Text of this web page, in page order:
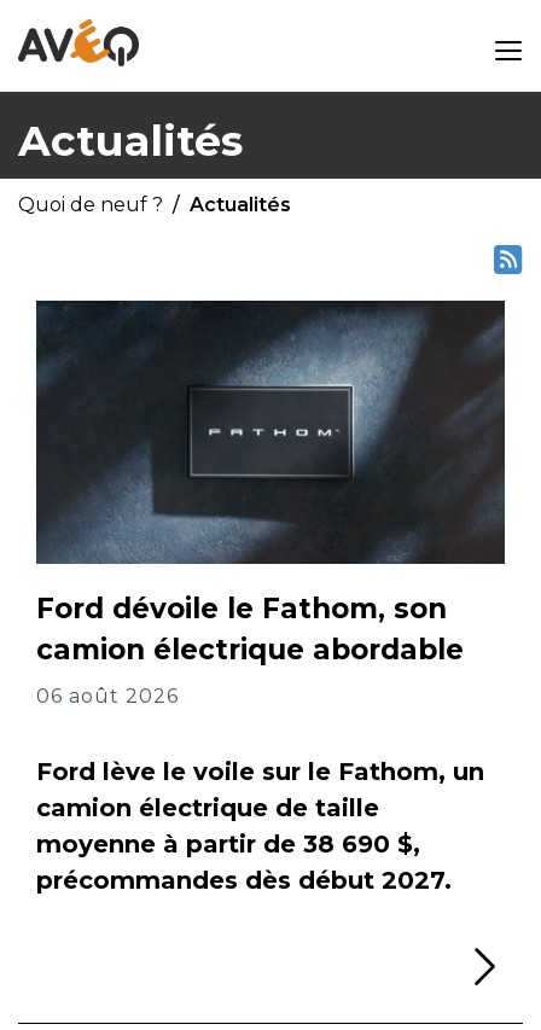
Actualités
Quoi de neuf ? Actualités
Ford dévoile le Fathom, son
camion électrique abordable
06 août 2026
Ford lève le voile sur le Fathom, un
camion électrique de taille
moyenne à partir de 38 690 $,
précommandes dès début 2027.